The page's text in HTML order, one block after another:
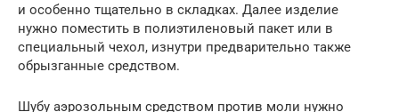
и особенно тщательно в складках. Далее изделие
нужно поместить в полиэтиленовый пакет или в
специальный чехол, изнутри предварительно также
обрызганные средством.
Шубу аэрозольным средством против моли нужно